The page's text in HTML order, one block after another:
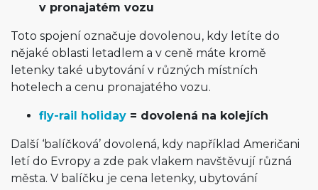
v pronajatém vozu
Toto spojení označuje dovolenou, kdy letíte do
nějaké oblasti letadlem a v ceně máte kromě
letenky také ubytování v různých místních
hotelech a cenu pronajatého vozu.
fly-rail holiday = dovolená na kolejích
Další ‘balíčková’ dovolená, kdy například Američani
letí do Evropy a zde pak vlakem navštěvují různá
města. V balíčku je cena letenky, ubytování